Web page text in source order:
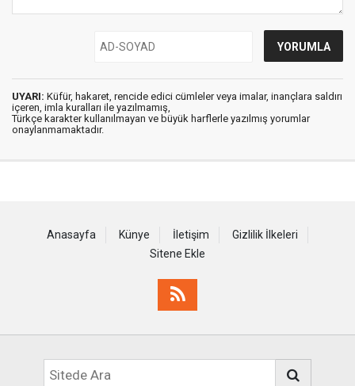
UYARI: Küfür, hakaret, rencide edici cümleler veya imalar, inançlara saldırı
içeren, imla kuralları ile yazılmamış,
Türkçe karakter kullanılmayan ve büyük harflerle yazılmış yorumlar
onaylanmamaktadır.
Anasayfa Künye İletişim
Gizlilik İlkeleri
Sitene Ekle